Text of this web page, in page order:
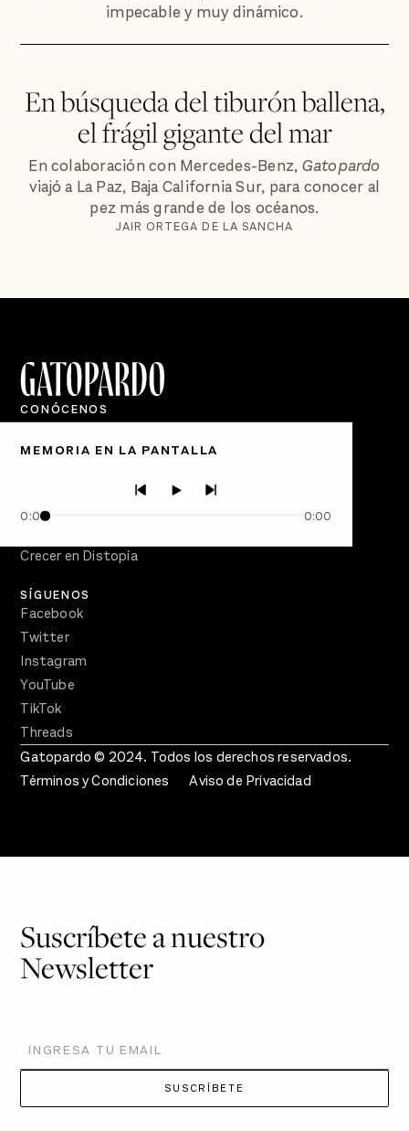
impecable y muy dinámico.
En búsqueda del tiburón ballena,
el frágil gigante del mar
En colaboración con Mercedes-Benz, Gatopardo
viajó a La Paz, Baja California Sur, para conocer al
pez más grande de los océanos.
JAIR ORTEGA DE LA SANCHA
MEMORIA EN LA PANTALLA
0:00 0:00
CONÓCENOS
Quiénes Somos
Directorio
Semanario Gatopardo
Crecer en Distopía
SÍGUENOS
Facebook
Twitter
Instagram
YouTube
TikTok
Threads
Gatopardo © 2024. Todos los derechos reservados.
Términos y Condiciones
Aviso de Privacidad
Suscríbete a nuestro
Newsletter